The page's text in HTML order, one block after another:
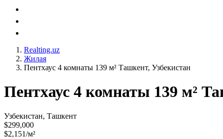
Realting.uz
Жилая
Пентхаус 4 комнаты 139 м² Ташкент, Узбекистан
Пентхаус 4 комнаты 139 м²
Узбекистан, Ташкент
$299,000
$2,151/м²